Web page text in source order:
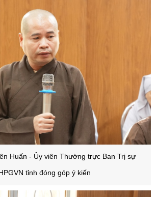
Huấn - Ủy viên Thường trực Ban Trị sự
tỉnh đóng góp ý kiến